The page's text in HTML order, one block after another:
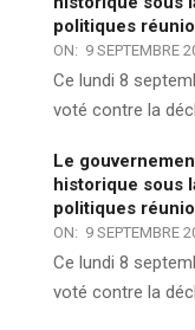
politiques
ON: 9 SEPTEMBRE
Ce lundi 8
voté contre la
Le
historique sous
politiques
ON: 9 SEPTEMBRE
Ce lundi 8
voté contre la